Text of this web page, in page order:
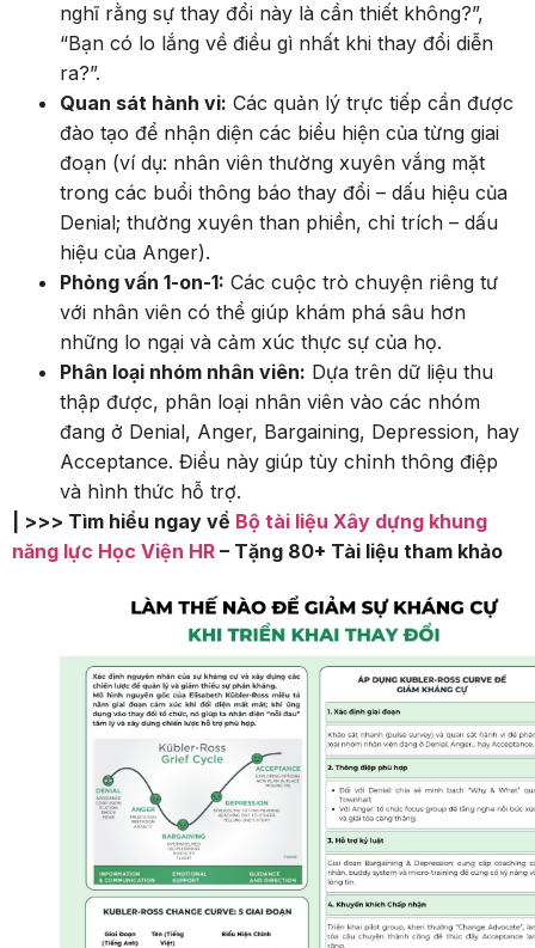
nghĩ rằng sự thay đổi này là cần thiết không?”,
“Bạn có lo lắng về điều gì nhất khi thay đổi diễn
ra?”.
Quan sát hành vi: Các quản lý trực tiếp cần được
đào tạo để nhận diện các biểu hiện của từng giai
đoạn (ví dụ: nhân viên thường xuyên vắng mặt
trong các buổi thông báo thay đổi – dấu hiệu của
Denial; thường xuyên than phiền, chỉ trích – dấu
hiệu của Anger).
Phỏng vấn 1-on-1: Các cuộc trò chuyện riêng tư
với nhân viên có thể giúp khám phá sâu hơn
những lo ngại và cảm xúc thực sự của họ.
Phân loại nhóm nhân viên: Dựa trên dữ liệu thu
thập được, phân loại nhân viên vào các nhóm
đang ở Denial, Anger, Bargaining, Depression, hay
Acceptance. Điều này giúp tùy chỉnh thông điệp
và hình thức hỗ trợ.
| >>> Tìm hiểu ngay về Bộ tài liệu Xây dựng khung
năng lực Học Viện HR – Tặng 80+ Tài liệu tham khảo